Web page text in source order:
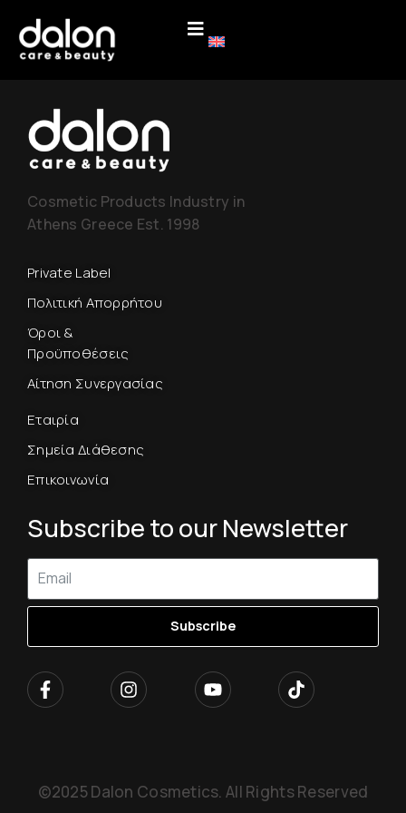
Cosmetic Products Industry in
Athens Greece Est. 1998
Private Label
Πολιτική Απορρήτου
Όροι &
Προϋποθέσεις
Αίτηση Συνεργασίας
Εταιρία
Σημεία Διάθεσης
Επικοινωνία
Subscribe to our Newsletter
Subscribe
©2025 Dalon Cosmetics. All Rights Reserved